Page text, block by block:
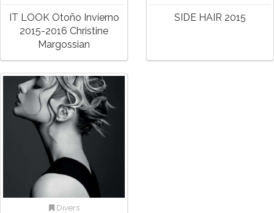
IT LOOK Otoño Invierno
2015-2016 Christine
Margossian
SIDE HAIR 2015
Divers